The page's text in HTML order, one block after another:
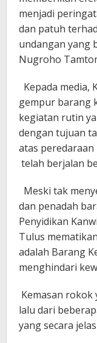
menjadi
dan patuh
undangan yang
Nugroho
Kepada media,
gempur barang
kegiatan rutin
dengan tujuan
atas
telah berjalan
Meski tak
dan penadah
Penyidikan
Tulus
adalah Barang
menghindari
Kemasan rokok
lalu dari
yang secara